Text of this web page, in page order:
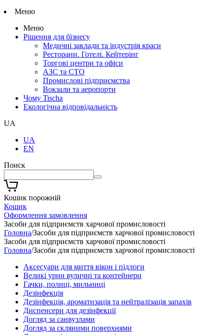
Меню
Меню
Рішення для бізнесу
Медичні заклади та індустрія краси
Ресторани. Готелі. Кейтерінг
Торгові центри та офіси
АЗС та СТО
Промислові підприємства
Вокзали та аеропорти
Чому Tischa
Екологічна відповідальність
UA
UA
EN
Поиск
Кошик порожній
Кошик
Оформлення замовлення
Засоби для підприємств харчової промисловості
Головна/Засоби для підприємств харчової промисловості
Засоби для підприємств харчової промисловості
Головна/Засоби для підприємств харчової промисловості
Аксесуари для миття вікон і підлоги
Великі урни вуличні та контейнери
Гачки, полиці, мильниці
Дезінфекція
Дезінфекція, ароматизація та нейтралізація запахів
Диспенсери для дезінфекції
Догляд за санвузлами
Догляд за скляними поверхнями